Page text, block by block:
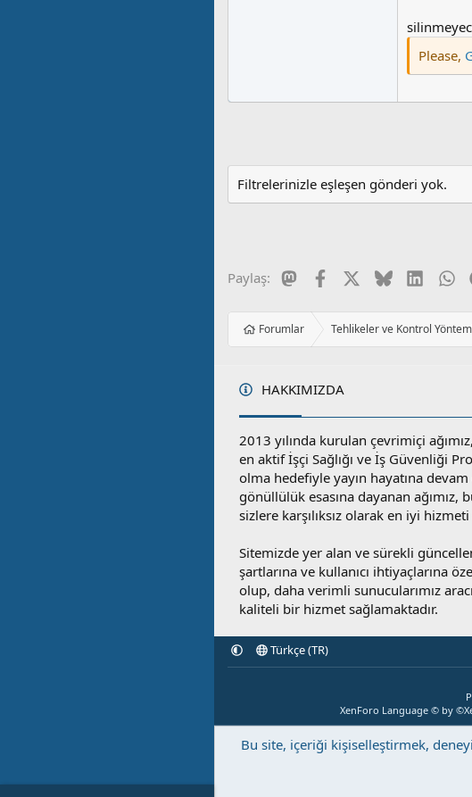
Please,
Filtrelerinizle eşleşen gönderi yok.
Paylaş: MastodonFacebook Bluesky
Forumlar Tehlikeler ve Kontrol
HAKKIMIZDA
2013 yılında kurulan çevrimiçi
en aktif İşçi Sağlığı ve İş Güvenliği
olma hedefiyle yayın hayatına
gönüllülük esasına dayanan ağımız,
sizlere karşılıksız olarak en iyi
Sitemizde yer alan ve sürekli
şartlarına ve kullanıcı ihtiyaçlarına
olup, daha verimli sunucularımız
kaliteli bir hizmet sağlamaktadır.
Türkçe (TR)
XenForo Language © by
Bu site, içeriği kişiselleştirmek,